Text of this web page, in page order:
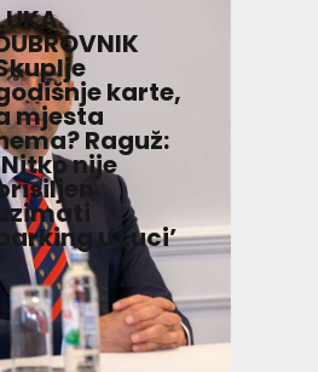
karte,
mjesta
Raguž:
nije
prisiljen
uzimati
u Luci’